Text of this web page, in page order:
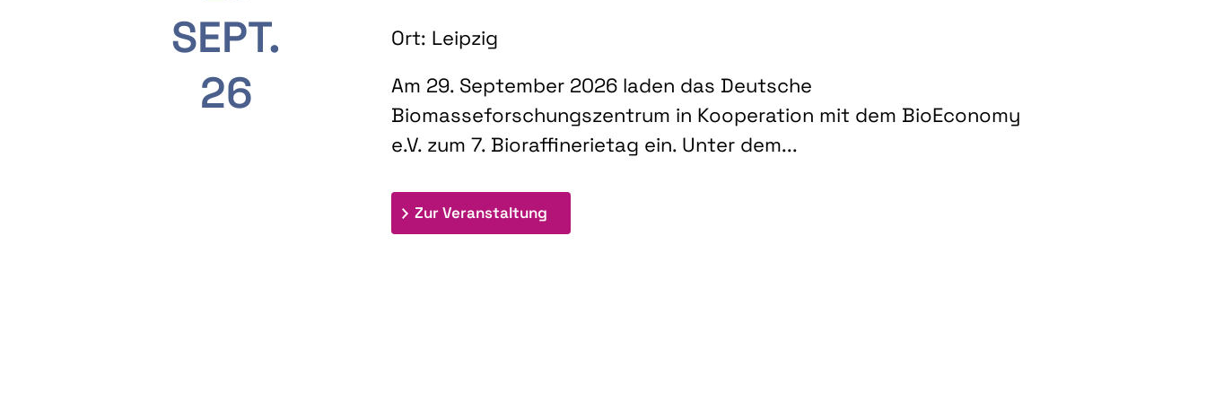
SEPT.
26
Ort: Leipzig
Am 29. September 2026 laden das Deutsche
Biomasseforschungszentrum in Kooperation mit dem BioEconomy
e.V. zum 7. Bioraffinerietag ein. Unter dem...
Zur Veranstaltung: 7. Bioraffinerietag "Schlüsseltechnologien für biobasierte Produkte und Kraftstoffe"